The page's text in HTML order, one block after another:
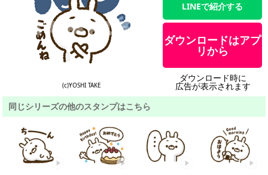
(c)YOSHI TAKE
LINEで紹介する
ダウンロードはアプ
リから
ダウンロード時に
広告が表示されます
同じシリーズの他のスタンプはこちら